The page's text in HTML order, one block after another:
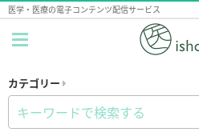
医学・医療の電子コンテンツ配信サービス
カテゴリー